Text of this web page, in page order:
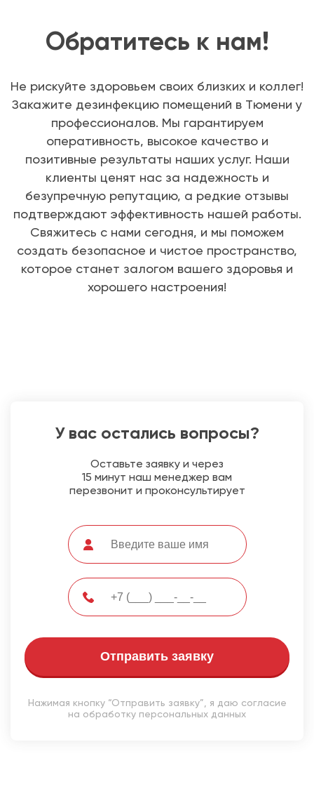
Обратитесь к нам!
Не рискуйте здоровьем своих близких и коллег!
Закажите дезинфекцию помещений в Тюмени у
профессионалов. Мы гарантируем
оперативность, высокое качество и
позитивные результаты наших услуг. Наши
клиенты ценят нас за надежность и
безупречную репутацию, а редкие отзывы
подтверждают эффективность нашей работы.
Свяжитесь с нами сегодня, и мы поможем
создать безопасное и чистое пространство,
которое станет залогом вашего здоровья и
хорошего настроения!
У вас остались вопросы?
Оставьте заявку и через
15 минут наш менеджер вам
перезвонит и проконсультирует
Отправить заявку
Нажимая кнопку “Отправить заявку”, я даю согласие
на обработку персональных данных